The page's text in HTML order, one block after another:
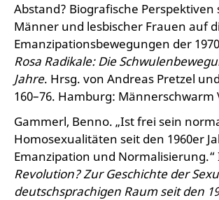
Abstand? Biografische Perspektiven
Männer und lesbischer Frauen auf
Emanzipationsbewegungen der
Rosa Radikale: Die
Jahre. Hrsg. von Andreas Pretzel
160–76. Hamburg: Männerschwarm
Gammerl, Benno. „Ist frei sein
Homosexualitäten seit den 1960er
Emanzipation und Normalisierung.“
Revolution? Zur Geschichte der
deutschsprachigen Raum seit den